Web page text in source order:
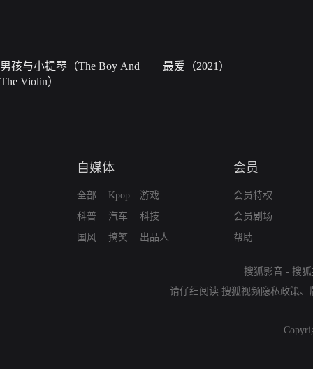
男孩与小提琴（The Boy And
The Violin）
最爱（2021）
自媒体
全部
科普
国风
Kpop
汽车
搞笑
游戏
科技
出品人
会员
会员特权
会员剧场
帮助
搜狐影音 - 搜
请仔细阅读 搜狐视频隐私政策、